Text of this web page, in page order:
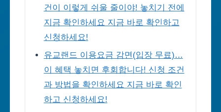
건이 이렇게 쉬울 줄이야! 놓치기 전에
지금 확인하세요 지금 바로 확인하고
신청하세요!
유교랜드 이용요금 감면(입장 무료)…
이 혜택 놓치면 후회합니다! 신청 조건
과 방법을 확인하세요 지금 바로 확인
하고 신청하세요!